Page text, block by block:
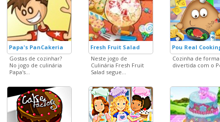
Papa's PanCakeria
Gostas de cozinhar?
No jogo de culinária
Papa's...
Fresh Fruit Salad
Neste jogo de
Culinária Fresh Fruit
Salad segue...
Pou Real
Cozinha de forma
divertida com o